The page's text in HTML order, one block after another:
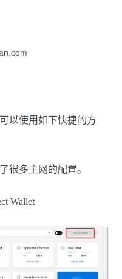
以使用如下快捷的方
很多主网的配置。
Wallet